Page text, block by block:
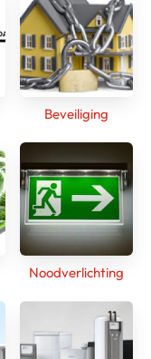
Beveiliging
Noodverlichting